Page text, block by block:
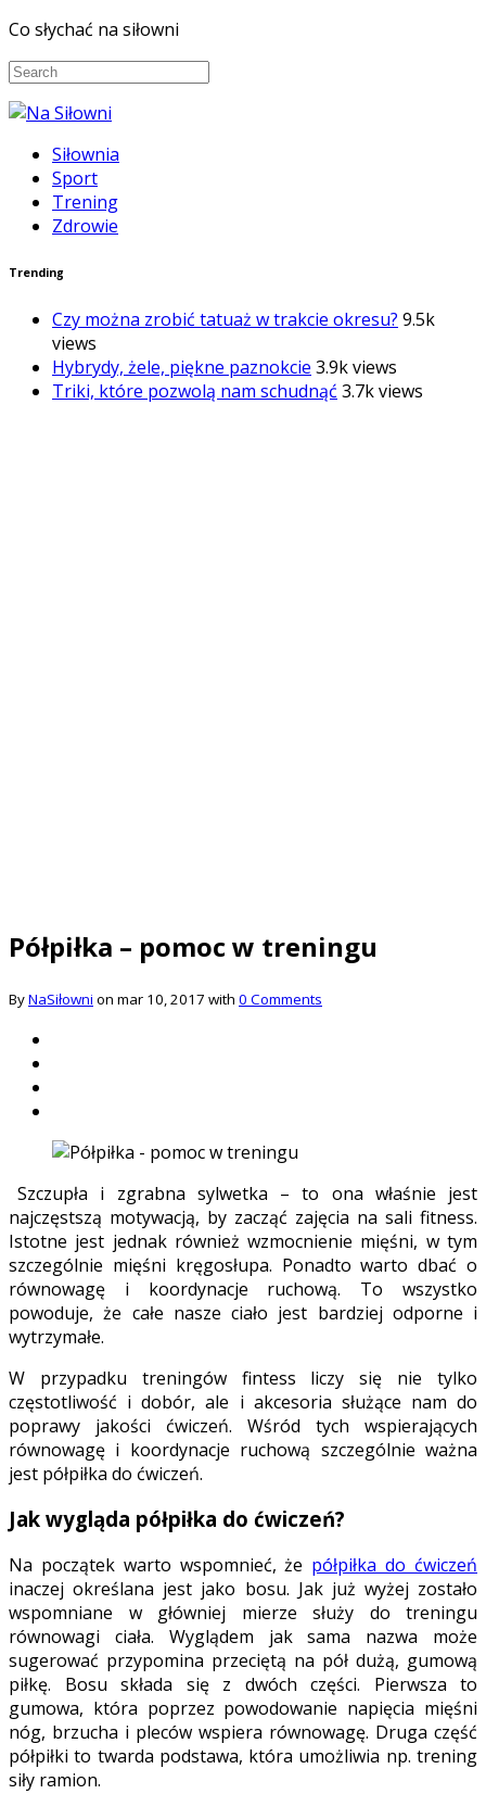
Co słychać na siłowni
Siłownia
Sport
Trening
Zdrowie
Trending
Czy można zrobić tatuaż w trakcie okresu? 9.5k
views
Hybrydy, żele, piękne paznokcie 3.9k views
Triki, które pozwolą nam schudnąć 3.7k views
Półpiłka – pomoc w treningu
ByNaSiłowni on mar 10, 2017 with 0 Comments
Szczupła i zgrabna sylwetka – to ona właśnie jest
najczęstszą motywacją, by zacząć zajęcia na sali fitness.
Istotne jest jednak również wzmocnienie mięśni, w tym
szczególnie mięśni kręgosłupa. Ponadto warto dbać o
równowagę i koordynacje ruchową. To wszystko
powoduje, że całe nasze ciało jest bardziej odporne i
wytrzymałe.
W przypadku treningów fintess liczy się nie tylko
częstotliwość i dobór, ale i akcesoria służące nam do
poprawy jakości ćwiczeń. Wśród tych wspierających
równowagę i koordynacje ruchową szczególnie ważna
jest półpiłka do ćwiczeń.
Jak wygląda półpiłka do ćwiczeń?
Na początek warto wspomnieć, że półpiłka do ćwiczeń
inaczej określana jest jako bosu. Jak już wyżej zostało
wspomniane w główniej mierze służy do treningu
równowagi ciała. Wyglądem jak sama nazwa może
sugerować przypomina przeciętą na pół dużą, gumową
piłkę. Bosu składa się z dwóch części. Pierwsza to
gumowa, która poprzez powodowanie napięcia mięśni
nóg, brzucha i pleców wspiera równowagę. Druga część
półpiłki to twarda podstawa, która umożliwia np. trening
siły ramion.